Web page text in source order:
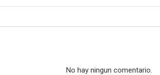
No hay ningun comentario.